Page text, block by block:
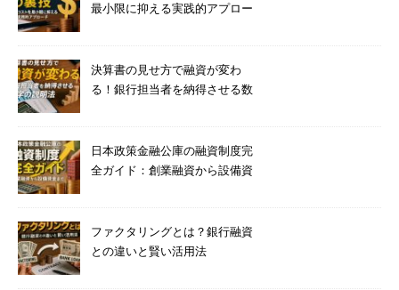
最小限に抑える実践的アプロー
決算書の見せ方で融資が変わ
る！銀行担当者を納得させる数
日本政策金融公庫の融資制度完
全ガイド：創業融資から設備資
ファクタリングとは？銀行融資
との違いと賢い活用法